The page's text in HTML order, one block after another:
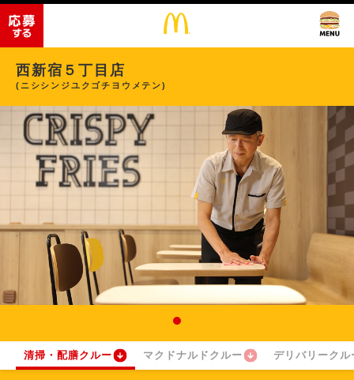
西新宿５丁目店
(ニシシンジユクゴチヨウメテン)
清掃・配膳クルー マクドナルドクルー デリバリークル